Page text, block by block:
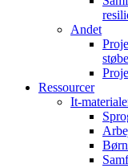
Andet
Ressourcer
It-